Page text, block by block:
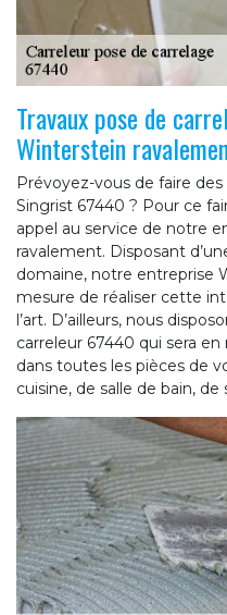
Travaux pose de
Winterstein
Prévoyez-vous de faire
Singrist 67440 ? Pour ce
appel au service de notre
ravalement. Disposant
domaine, notre entreprise
mesure de réaliser cette
l’art. D’ailleurs, nous
carreleur 67440 qui sera
dans toutes les pièces de
cuisine, de salle de bain, de